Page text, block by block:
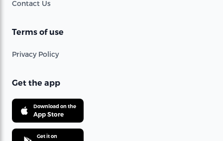
Contact Us
Terms of use
Privacy Policy
Get the app
Download on the
App Store
Get it on